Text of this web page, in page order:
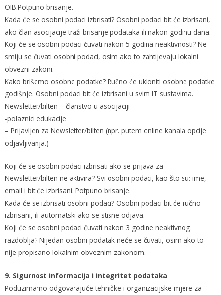
OIB.Potpuno brisanje.
Kada će se osobni podaci izbrisati? Osobni podaci bit će izbrisani,
ako član asocijacije traži brisanje podataka ili nakon godinu dana.
Koji će se osobni podaci čuvati nakon 5 godina neaktivnosti? Ne
smiju se čuvati osobni podaci, osim ako to zahtijevaju lokalni
obvezni zakoni.
Kako brišemo osobne podatke? Ručno će ukloniti osobne podatke
godišnje. Osobni podaci bit će izbrisani u svim IT sustavima.
Newsletter/bilten – članstvo u asocijaciji
-polaznici edukacije
– Prijavljen za Newsletter/bilten (npr. putem online kanala opcije
odjavljivanja.)
Koji će se osobni podaci izbrisati ako se prijava za
Newsletter/bilten ne aktivira? Svi osobni podaci, kao što su: ime,
email i bit će izbrisani. Potpuno brisanje.
Kada će se izbrisati osobni podaci? Osobni podaci bit će ručno
izbrisani, ili automatski ako se stisne odjava.
Koji će se osobni podaci čuvati nakon 3 godine neaktivnog
razdoblja? Nijedan osobni podatak neće se čuvati, osim ako to
nije propisano lokalnim obveznim zakonom.
9. Sigurnost informacija i integritet podataka
Poduzimamo odgovarajuće tehničke i organizacijske mjere za